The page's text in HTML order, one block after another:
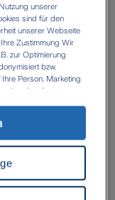
zur
bevor Sie mit
Rolle bei
Wir
unserer
sind für den
unserer Webseite
Zustimmung Wir
zur Optimierung
bzw.
Person. Marketing
oder den
durch sämtliche dieser
ggf. auch zu eigenen
in Länder kommen, die
und analysieren